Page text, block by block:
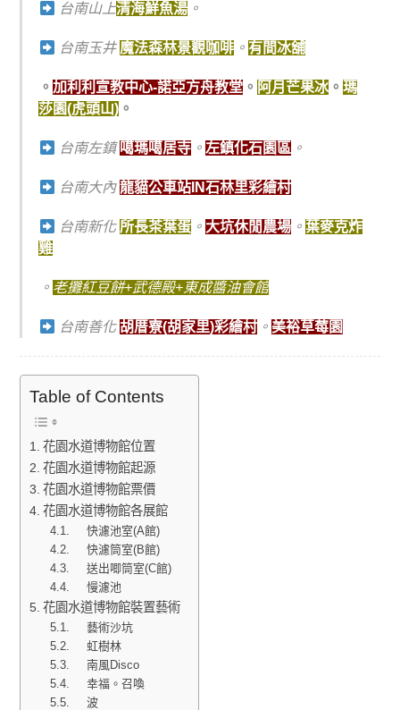
台南山上清海鮮魚湯。
台南玉井 魔法森林景觀咖啡。 有間冰舖
。加利利宣教中心-諾亞方舟教堂 。 阿月芒果冰 。瑪
莎園(虎頭山) 。
台南左鎮噶瑪噶居寺。 左鎮化石園區 。
台南大內龍貓公車站IN石林里彩繪村
台南新化 所長茶葉蛋。 大坑休閒農場。 葉麥克炸
雞
。 老攤紅豆餅+武德殿+東成醬油會館
台南善化胡厝寮(胡家里)彩繪村。 美裕草莓園
Table of Contents
花園水道博物館位置
花園水道博物館起源
花園水道博物館票價
花園水道博物館各展館
快濾池室(A館)
快濾筒室(B館)
送出唧筒室(C館)
慢濾池
花園水道博物館裝置藝術
藝術沙坑
虹樹林
南風Disco
幸福。召喚
波